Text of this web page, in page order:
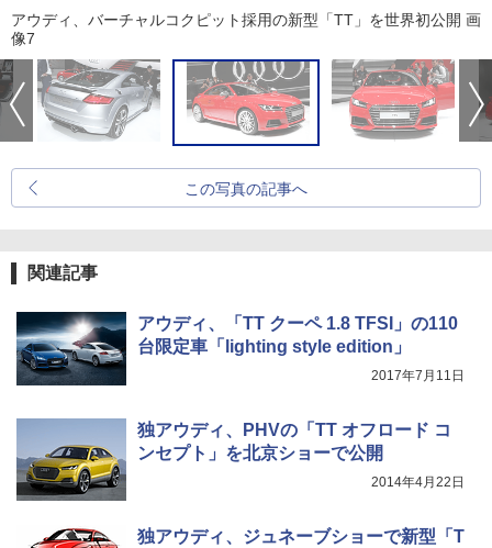
アウディ、バーチャルコクピット採用の新型「TT」を世界初公開 画
像7
この写真の記事へ
関連記事
アウディ、「TT クーペ 1.8 TFSI」の110
台限定車「lighting style edition」
2017年7月11日
独アウディ、PHVの「TT オフロード コ
ンセプト」を北京ショーで公開
2014年4月22日
独アウディ、ジュネーブショーで新型「T